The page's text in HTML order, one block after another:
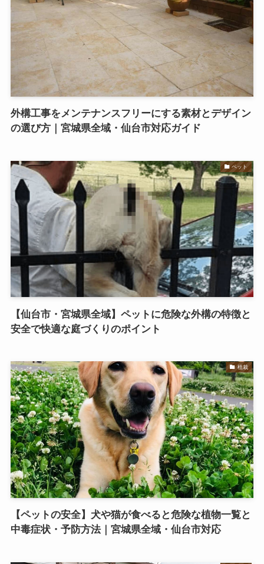
外構工事をメンテナンスフリーにする素材とデザイン
の選び方｜宮城県全域・仙台市対応ガイド
ペット
【仙台市・宮城県全域】ペットに危険な外構の特徴と
安全で快適な庭づくりのポイント
植栽
【ペットの安全】犬や猫が食べると危険な植物一覧と
中毒症状・予防方法｜宮城県全域・仙台市対応